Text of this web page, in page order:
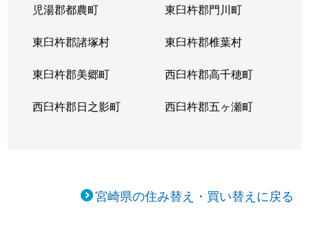
児湯郡都農町 東臼杵郡門川町
東臼杵郡諸塚村 東臼杵郡椎葉村
東臼杵郡美郷町 西臼杵郡高千穂町
西臼杵郡日之影町 西臼杵郡五ヶ瀬町
宮崎県の住み替え・買い替えに戻る